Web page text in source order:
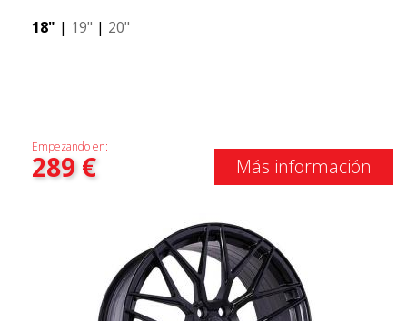
18" | 19" | 20"
Empezando en:
289€ Más información